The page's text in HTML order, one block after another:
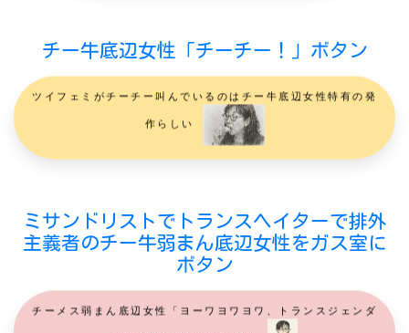
チー牛底辺女性「チーチー！」ボタン
ツイフェミがチーチー叫んでいるのはチー牛底辺女性特有の発
作らしい
ミサンドリストでトランスヘイターで排外
主義者のチー牛弱まん底辺女性をガス室に
ボタン
チーメス弱まん底辺女性「ヨーワヨワヨワ、トランスジェンダ